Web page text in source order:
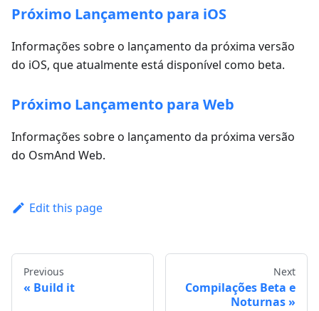
Próximo Lançamento para iOS
Informações sobre o lançamento da próxima versão
do iOS, que atualmente está disponível como beta.
Próximo Lançamento para Web
Informações sobre o lançamento da próxima versão
do OsmAnd Web.
Edit this page
Previous
Build it
Next
Compilações Beta e
Noturnas